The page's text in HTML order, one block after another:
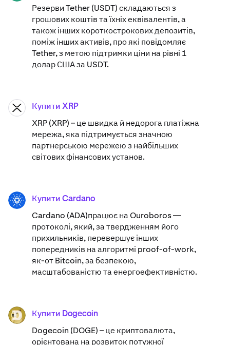
Резерви Tether (USDT) складаються з
грошових коштів та їхніх еквівалентів, а
також інших короткострокових депозитів,
поміж інших активів, про які повідомляє
Tether, з метою підтримки ціни на рівні 1
долар США за USDT.
XRP Купити XRP
XRP (XRP) – це швидка й недорога платіжна
мережа, яка підтримується значною
партнерською мережею з найбільших
світових фінансових установ.
ADA Купити Cardano
Cardano (ADA)​працює на Ouroboros —
протоколі, який, за твердженням його
прихильників, перевершує інших
попередників на алгоритмі proof-of-work,
як-от Bitcoin, за безпекою,
масштабованістю та енергоефективністю.
DOGE Купити Dogecoin
Dogecoin (DOGE) – це криптовалюта,
орієнтована на розвиток потужної